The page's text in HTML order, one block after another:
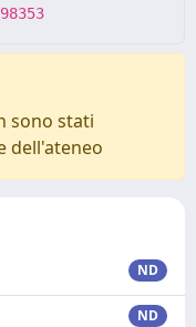
sono stati
dell'ateneo
ND
ND